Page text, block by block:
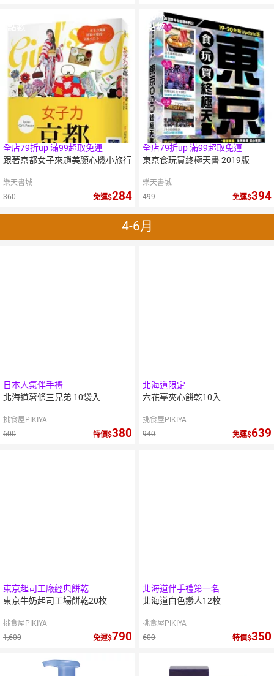
全店79折up 滿99超取免運
跟著京都女子來趟美顏心機小旅行
樂天書城
360
免運 284
10％
點數
全店79折up 滿99超取免運
東京食玩買終極天書 2019版
樂天書城
499
免運 394
4-6月
日本人氣伴手禮
北海道薯條三兄弟 10袋入
挑食屋PIKIYA
600
特價 380
北海道限定
六花亭夾心餅乾10入
挑食屋PIKIYA
940
免運 639
東京起司工廠經典餅乾
東京牛奶起司工場餅乾20枚
挑食屋PIKIYA
1,600
免運 790
北海道伴手禮第一名
北海道白色戀人12枚
挑食屋PIKIYA
600
特價 350